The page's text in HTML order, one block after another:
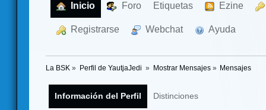
Inicio Foro Etiquetas Ezine
Registrarse Webchat Ayuda
La BSK » Perfil de YautjaJedi » Mostrar Mensajes» Mensajes
Información del Perfil Distinciones